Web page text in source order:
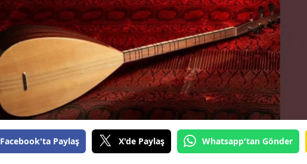
Bilecik
Bingöl
Bitlis
Bolu
Burdur
Bursa
Facebook'ta Paylaş X'de Paylaş Whatsapp'tan Gönder